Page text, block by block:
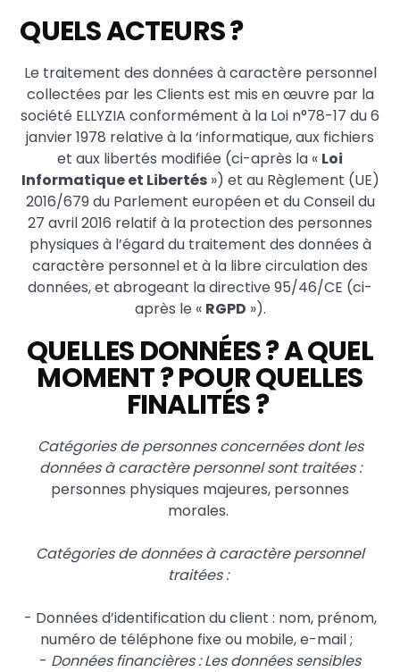
QUELS ACTEURS ?
Le traitement des données à caractère personnel
collectées par les Clients est mis en œuvre par la
société ELLYZIA conformément à la Loi n°78-17 du 6
janvier 1978 relative à la ‘informatique, aux fichiers
et aux libertés modifiée (ci-après la « Loi
Informatique et Libertés») et au Règlement (UE)
2016/679 du Parlement européen et du Conseil du
27 avril 2016 relatif à la protection des personnes
physiques à l’égard du traitement des données à
caractère personnel et à la libre circulation des
données, et abrogeant la directive 95/46/CE (ci-
après le « RGPD »).
QUELLES DONNÉES ? A QUEL
MOMENT ? POUR QUELLES
FINALITÉS ?
Catégories de personnes concernées dont les
données à caractère personnel sont traitées :
personnes physiques majeures, personnes
morales.
Catégories de données à caractère personnel
traitées :
- Données d’identification du client : nom, prénom,
numéro de téléphone fixe ou mobile, e-mail ;
- Données financières : Les données sensibles